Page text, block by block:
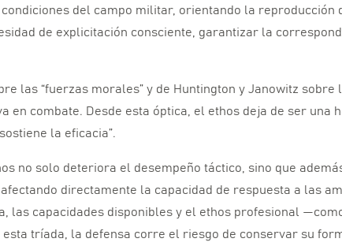
del campo militar, orientando la reproducción
de explicitación consciente, garantizar la
las “fuerzas morales” y de Huntington y Janowitz
en combate. Desde esta óptica,
el ethos deja de ser una
la eficacia”.
no solo deteriora el desempeño táctico, sino que
afectando directamente la capacidad de respuesta a las
las capacidades disponibles y el ethos profesional
esta tríada, la defensa corre el riesgo de conservar su